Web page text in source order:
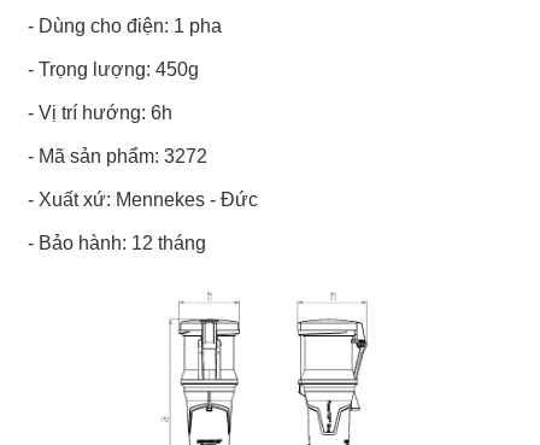
- Dùng cho điện: 1 pha
- Trọng lượng: 450g
- Vị trí hướng: 6h
- Mã sản phẩm: 3272
- Xuất xứ: Mennekes - Đức
- Bảo hành: 12 tháng